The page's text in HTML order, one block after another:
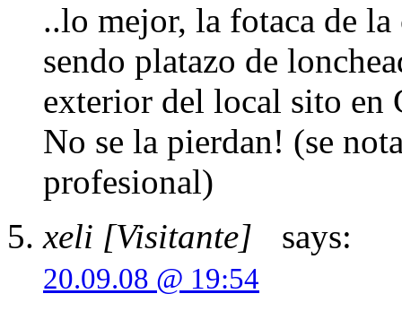
..lo mejor, la fotaca de
sendo platazo de
exterior del local sito en
No se la pierdan! (se
profesional)
xeli [Visitante]
says:
20.09.08 @ 19:54